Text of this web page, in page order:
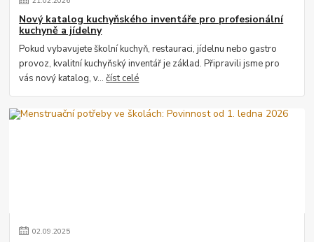
Nový katalog kuchyňského inventáře pro profesionální
kuchyně a jídelny
Pokud vybavujete školní kuchyň, restauraci, jídelnu nebo gastro
provoz, kvalitní kuchyňský inventář je základ. Připravili jsme pro
vás nový katalog, v...číst celé
02.09.2025